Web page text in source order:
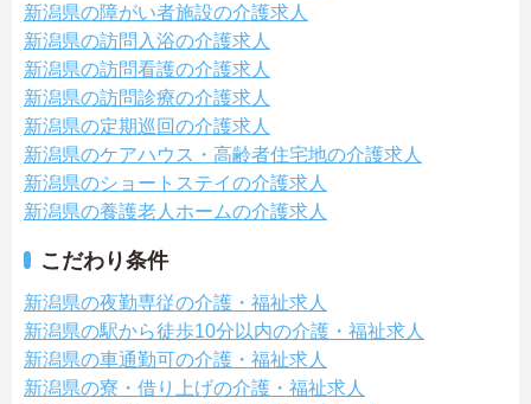
新潟県の障がい者施設の介護求人
新潟県の訪問入浴の介護求人
新潟県の訪問看護の介護求人
新潟県の訪問診療の介護求人
新潟県の定期巡回の介護求人
新潟県のケアハウス・高齢者住宅地の介護求人
新潟県のショートステイの介護求人
新潟県の養護老人ホームの介護求人
こだわり条件
新潟県の夜勤専従の介護・福祉求人
新潟県の駅から徒歩10分以内の介護・福祉求人
新潟県の車通勤可の介護・福祉求人
新潟県の寮・借り上げの介護・福祉求人